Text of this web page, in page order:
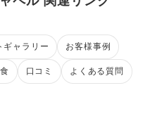
ギャラリー お客様事例
口コミ よくある質問